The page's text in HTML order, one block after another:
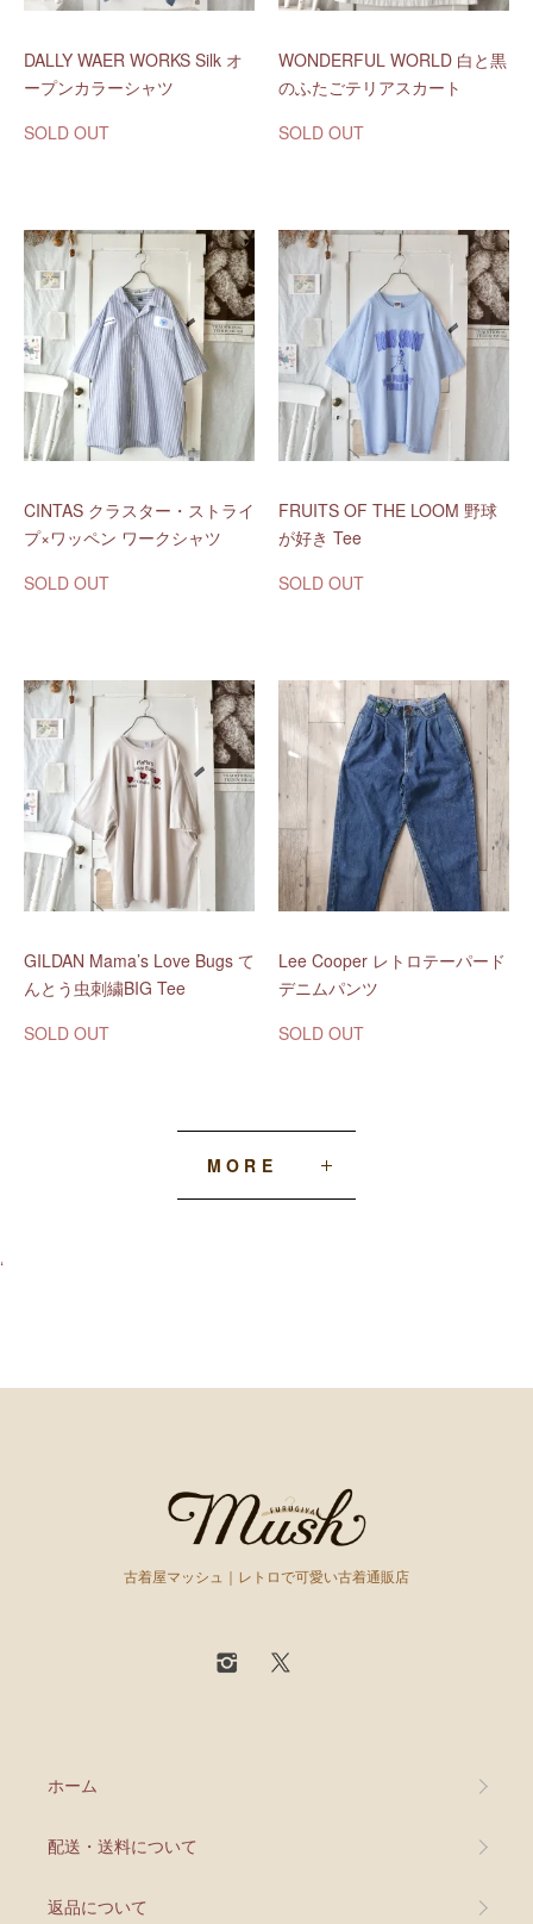
DALLY WAER WORKS Silk オ
ープンカラーシャツ
SOLD OUT
WONDERFUL WORLD 白と黒
のふたごテリアスカート
SOLD OUT
CINTAS クラスター・ストライ
プ×ワッペン ワークシャツ
SOLD OUT
FRUITS OF THE LOOM 野球
が好き Tee
SOLD OUT
GILDAN Mama’s Love Bugs て
んとう虫刺繍BIG Tee
SOLD OUT
Lee Cooper レトロテーパード
デニムパンツ
SOLD OUT
MORE
‘
古着屋マッシュ｜レトロで可愛い古着通販店
ホーム
配送・送料について
返品について